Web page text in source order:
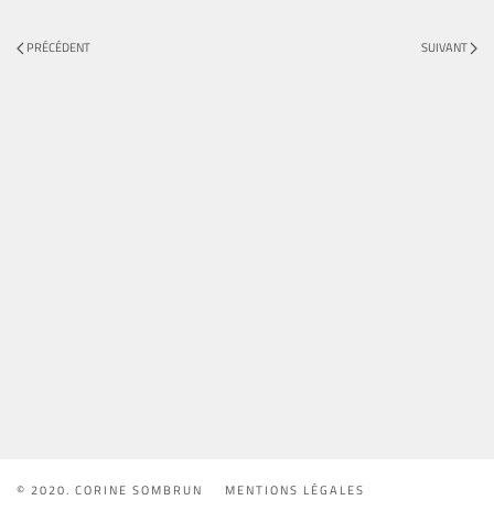
PRÉCÉDENT SUIVANT
© 2020. CORINE SOMBRUN MENTIONS LÉGALES